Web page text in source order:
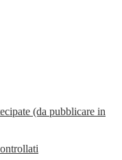
(da pubblicare in